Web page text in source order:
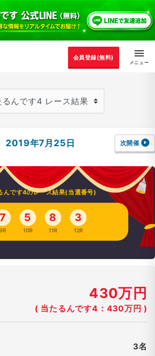
会員登録(無料)
2019年7月25日 次開催
んです4のレース結果(当選番号)
7 5
10R
8
11R
3
12R
430万円
( 当たるんです4：430万円 )
3名